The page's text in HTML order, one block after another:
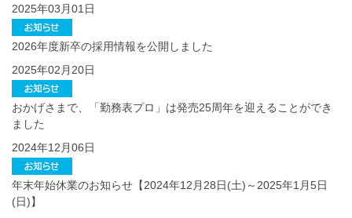
2025年03月01日
2026年度新卒の採用情報を公開しました
2025年02月20日
おかげさまで、「勤務表プロ」は発売25周年を迎えることができ
ました
2024年12月06日
年末年始休業のお知らせ【2024年12月28日(土)～2025年1月5日
(日)】